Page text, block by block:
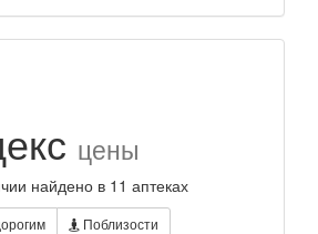
цены
найдено в 11 аптеках
Поблизости